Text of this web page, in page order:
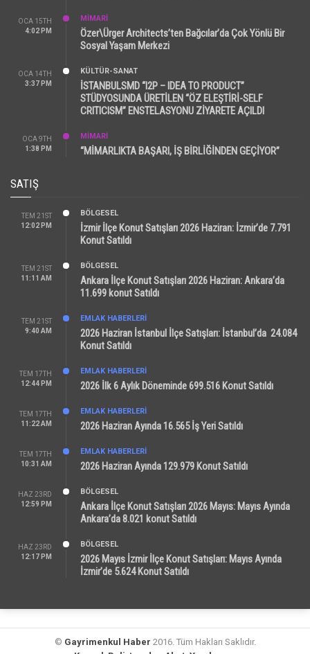
OCA 15TH
4:02 PM
MİMARİ
Özer\Ürger Architects’ten Bağcılar’da Çok Yönlü Bir
Sosyal Yaşam Merkezi
OCA 14TH
3:37 PM
KÜLTÜR-SANAT
İSTANBULSMD “I2P – IDEA TO PRODUCT”
STÜDYOSUNDA ÜRETİLEN “ÖZ ELEŞTİRİ-SELF
CRITICISM” ENSTELASYONU ZİYARETE AÇILDI
OCA 9TH
1:38 PM
MİMARİ
“MİMARLIKTA BAŞARI, İŞ BİRLİĞİNDEN GEÇİYOR”
SATIŞ
TEM 21ST
12:02 PM
BÖLGESEL
İzmir İlçe Konut Satışları 2026 Haziran: İzmir’de 7.791
Konut Satıldı
TEM 21ST
11:11 AM
BÖLGESEL
Ankara İlçe Konut Satışları 2026 Haziran: Ankara’da
11.699 konut Satıldı
TEM 21ST
9:40 AM
EMLAK HABERLERI
2026 Haziran İstanbul İlçe Satışları: İstanbul’da 24.084
Konut Satıldı
TEM 17TH
12:44 PM
EMLAK HABERLERI
2026 İlk 6 Aylık Döneminde 699.516 Konut Satıldı
TEM 17TH
11:22 AM
EMLAK HABERLERI
2026 Haziran Ayında 16.565 İş Yeri Satıldı
TEM 17TH
10:31 AM
EMLAK HABERLERI
2026 Haziran Ayında 129.979 Konut Satıldı
HAZ 23RD
12:59 PM
BÖLGESEL
Ankara İlçe Konut Satışları 2026 Mayıs: Mayıs Ayında
Ankara’da 8.021 konut Satıldı
HAZ 23RD
12:17 PM
BÖLGESEL
2026 Mayıs İzmir İlçe Konut Satışları: Mayıs Ayında
İzmir’de 5.624 Konut Satıldı
© Gayrimenkul Haber 2016. Tüm Hakları Saklıdır.